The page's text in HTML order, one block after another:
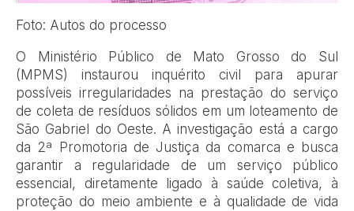
Foto: Autos do processo
O Ministério Público de Mato Grosso do Sul
(MPMS) instaurou inquérito civil para apurar
possíveis irregularidades na prestação do serviço
de coleta de resíduos sólidos em um loteamento de
São Gabriel do Oeste. A investigação está a cargo
da 2ª Promotoria de Justiça da comarca e busca
garantir a regularidade de um serviço público
essencial, diretamente ligado à saúde coletiva, à
proteção do meio ambiente e à qualidade de vida